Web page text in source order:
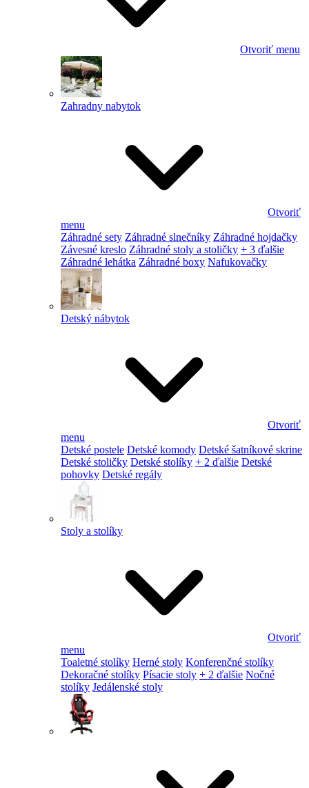
Otvoriť menu
Zahradny nabytok
Otvoriť
menu
Záhradné sety Záhradné slnečníky Záhradné hojdačky
Závesné kreslo Záhradné stoly a stoličky + 3 ďalšie
Záhradné lehátka Záhradné boxy Nafukovačky
Detský nábytok
Otvoriť
menu
Detské postele Detské komody Detské šatníkové skrine
Detské stoličky Detské stolíky + 2 ďalšie Detské
pohovky Detské regály
Stoly a stolíky
Otvoriť
menu
Toaletné stolíky Herné stoly Konferenčné stolíky
Dekoračné stolíky Písacie stoly + 2 ďalšie Nočné
stolíky Jedálenské stoly